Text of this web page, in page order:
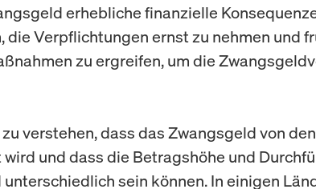
erhebliche finanzielle
die Verpflichtungen ernst zu nehmen und
zu ergreifen, um die
verstehen, dass das Zwangsgeld von
und dass die Betragshöhe und
unterschiedlich sein können. In einigen